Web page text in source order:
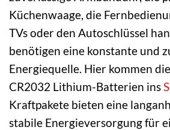
Küchenwaage, die
TVs oder den Autoschlüssel
benötigen eine konstante und
Energiequelle. Hier kommen
CR2032 Lithium-Batterien ins
Kraftpakete bieten eine
stabile Energieversorgung für